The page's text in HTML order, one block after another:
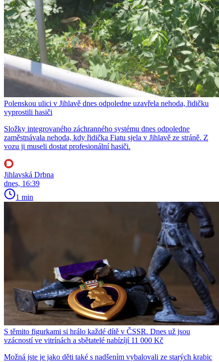
Polenskou ulici v Jihlavě dnes odpoledne uzavřela nehoda, řidičku
vyprostili hasiči
Složky integrovaného záchranného systému dnes odpoledne
zaměstnávala nehoda, kdy řidička Fiatu sjela v Jihlavě ze stráně. Z
vozu ji museli dostat profesionální hasiči.
Jihlavská Drbna
dnes, 16:39
1 min
S těmito figurkami si hrálo každé dítě v ČSSR. Dnes už jsou
vzácností ve vitrínách a sbětatelé nabízíjí 11 000 Kč
Možná jste je jako děti také s nadšením vybalovali ze starých krabic